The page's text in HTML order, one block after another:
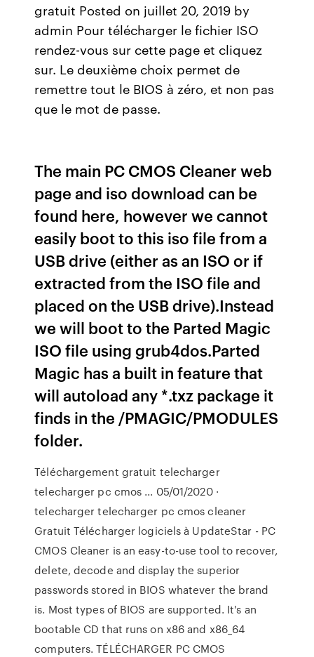
gratuit Posted on juillet 20, 2019 by
admin Pour télécharger le fichier ISO
rendez-vous sur cette page et cliquez
sur. Le deuxième choix permet de
remettre tout le BIOS à zéro, et non pas
que le mot de passe.
The main PC CMOS Cleaner web
page and iso download can be
found here, however we cannot
easily boot to this iso file from a
USB drive (either as an ISO or if
extracted from the ISO file and
placed on the USB drive).Instead
we will boot to the Parted Magic
ISO file using grub4dos.Parted
Magic has a built in feature that
will autoload any *.txz package it
finds in the /PMAGIC/PMODULES
folder.
Téléchargement gratuit telecharger
telecharger pc cmos ... 05/01/2020 ·
telecharger telecharger pc cmos cleaner
Gratuit Télécharger logiciels à UpdateStar - PC
CMOS Cleaner is an easy-to-use tool to recover,
delete, decode and display the superior
passwords stored in BIOS whatever the brand
is. Most types of BIOS are supported. It's an
bootable CD that runs on x86 and x86_64
computers. TÉLÉCHARGER PC CMOS